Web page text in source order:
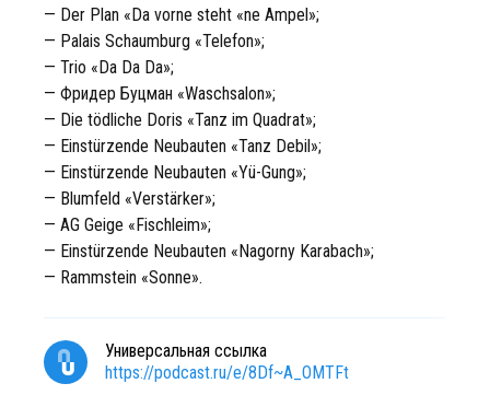
— Der Plan «Da vorne steht «ne Ampel»;
— Palais Schaumburg «Telefon»;
— Trio «Da Da Da»;
— Фридер Буцман «Waschsalon»;
— Die tödliche Doris «Tanz im Quadrat»;
— Einstürzende Neubauten «Tanz Debil»;
— Einstürzende Neubauten «Yü-Gung»;
— Blumfeld «Verstärker»;
— AG Geige «Fischleim»;
— Einstürzende Neubauten «Nagorny Karabach»;
— Rammstein «Sonne».
Универсальная ссылка
https://podcast.ru/e/8Df~A_OMTFt